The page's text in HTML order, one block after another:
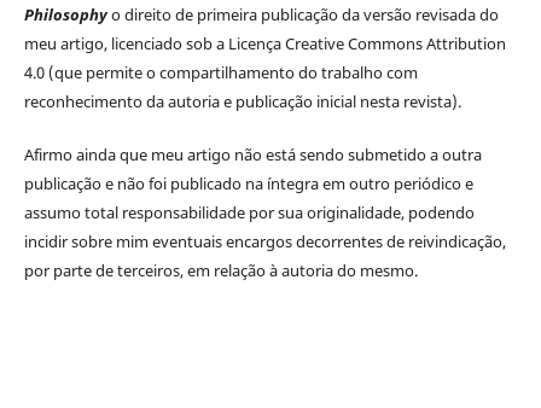
Philosophyo direito de primeira publicação da versão revisada do
meu artigo, licenciado sob a Licença Creative Commons Attribution
4.0 (que permite o compartilhamento do trabalho com
reconhecimento da autoria e publicação inicial nesta revista).
Afirmo ainda que meu artigo não está sendo submetido a outra
publicação e não foi publicado na íntegra em outro periódico e
assumo total responsabilidade por sua originalidade, podendo
incidir sobre mim eventuais encargos decorrentes de reivindicação,
por parte de terceiros, em relação à autoria do mesmo.